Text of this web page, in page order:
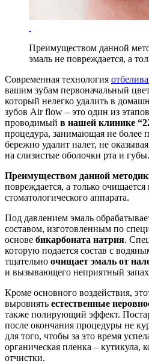
Преимуществом данной
эмаль не повреждается, а
Современная технология
вашим зубам первоначальный
который нелегко удалить в
зубов Air flow – это один из
проводимый в нашей клинике
процедура, занимающая не более
бережно удалит налет, не оказывая
на слизистые оболочки рта и губы.
Преимуществом данной
повреждается, а только
стоматологического аппарата.
Под давлением эмаль
составом, изготовленным по
основе бикарбоната натрия.
которую подается состав с
тщательно очищает эмаль от
и вызывающего неприятный
Кроме основного воздействия,
выровнять естественные
также полирующий эффект.
после окончания процедуры не
для того, чтобы за это время
органическая пленка – кутикула,
отчистки.